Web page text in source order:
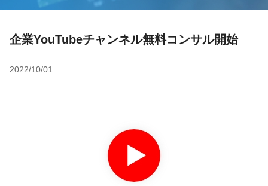
企業YouTubeチャンネル無料コンサル開始
2022/10/01